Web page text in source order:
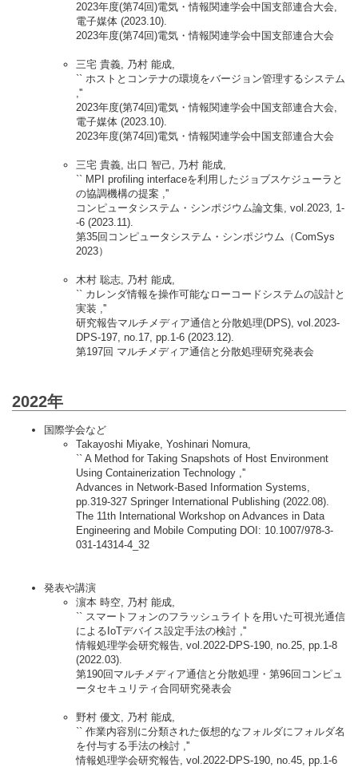
2023年度(第74回)電気・情報関連学会中国支部連合大会,
電子媒体 (2023.10).
2023年度(第74回)電気・情報関連学会中国支部連合大会
三宅 貴義, 乃村 能成,
`` ホストとコンテナの環境をバージョン管理するシステム
,''
2023年度(第74回)電気・情報関連学会中国支部連合大会,
電子媒体 (2023.10).
2023年度(第74回)電気・情報関連学会中国支部連合大会
三宅 貴義, 出口 智己, 乃村 能成,
`` MPI profiling interfaceを利用したジョブスケジューラと
の協調機構の提案 ,''
コンピュータシステム・シンポジウム論文集, vol.2023, 1-
-6 (2023.11).
第35回コンピュータシステム・シンポジウム（ComSys
2023）
木村 聡志, 乃村 能成,
`` カレンダ情報を操作可能なローコードシステムの設計と
実装 ,''
研究報告マルチメディア通信と分散処理(DPS), vol.2023-
DPS-197, no.17, pp.1-6 (2023.12).
第197回 マルチメディア通信と分散処理研究発表会
2022年
国際学会など
Takayoshi Miyake, Yoshinari Nomura,
`` A Method for Taking Snapshots of Host Environment
Using Containerization Technology ,''
Advances in Network-Based Information Systems,
pp.319-327 Springer International Publishing (2022.08).
The 11th International Workshop on Advances in Data
Engineering and Mobile Computing DOI: 10.1007/978-3-
031-14314-4_32
発表や講演
濵本 時空, 乃村 能成,
`` スマートフォンのフラッシュライトを用いた可視光通信
によるIoTデバイス設定手法の検討 ,''
情報処理学会研究報告, vol.2022-DPS-190, no.25, pp.1-8
(2022.03).
第190回マルチメディア通信と分散処理・第96回コンピュ
ータセキュリティ合同研究発表会
野村 優文, 乃村 能成,
`` 作業内容別に分類された仮想的なフォルダにフォルダ名
を付与する手法の検討 ,''
情報処理学会研究報告, vol.2022-DPS-190, no.45, pp.1-6